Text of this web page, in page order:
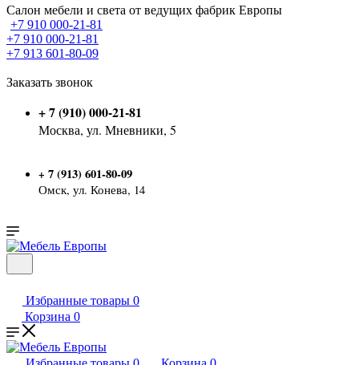
Салон мебели и света от ведущих фабрик Европы
+7 910 000-21-81
+7 910 000-21-81
+7 913 601-80-09
Заказать звонок
+ 7 (910) 000-21-81
Москва, ул. Мневники, 5
+ 7 (913) 601-80-09
Омск, ул. Конева, 14
Избранные товары 0
Корзина 0